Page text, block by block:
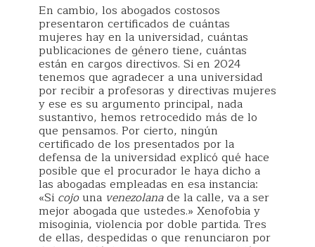
En cambio, los abogados costosos
presentaron certificados de cuántas
mujeres hay en la universidad, cuántas
publicaciones de género tiene, cuántas
están en cargos directivos. Si en 2024
tenemos que agradecer a una universidad
por recibir a profesoras y directivas mujeres
y ese es su argumento principal, nada
sustantivo, hemos retrocedido más de lo
que pensamos. Por cierto, ningún
certificado de los presentados por la
defensa de la universidad explicó qué hace
posible que el procurador le haya dicho a
las abogadas empleadas en esa instancia:
«Si cojouna venezolanade la calle, va a ser
mejor abogada que ustedes.» Xenofobia y
misoginia, violencia por doble partida. Tres
de ellas, despedidas o que renunciaron por